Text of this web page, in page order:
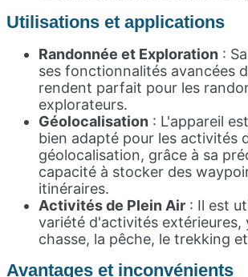
Utilisations et applications
Randonnée et Exploration :
ses fonctionnalités avancées
rendent parfait pour les
explorateurs.
Géolocalisation : L'appareil
bien adapté pour les activités
géolocalisation, grâce à sa
capacité à stocker des
itinéraires.
Activités de Plein Air : Il est
variété d'activités extérieures,
chasse, la pêche, le trekking
Avantages et inconvénients